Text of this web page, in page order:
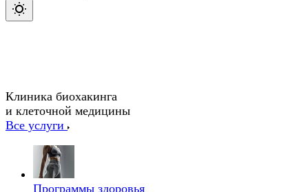
Клиника биохакинга
и клеточной медицины
Все услуги
Программы здоровья